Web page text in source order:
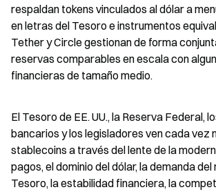
respaldan tokens vinculados al dólar a
en letras del Tesoro e instrumentos
Tether y Circle gestionan de forma
reservas comparables en escala con
financieras de tamaño medio.
El Tesoro de EE. UU., la Reserva Federal,
bancarios y los legisladores ven cada vez
stablecoins a través del lente de la
pagos, el dominio del dólar, la demanda
Tesoro, la estabilidad financiera, la